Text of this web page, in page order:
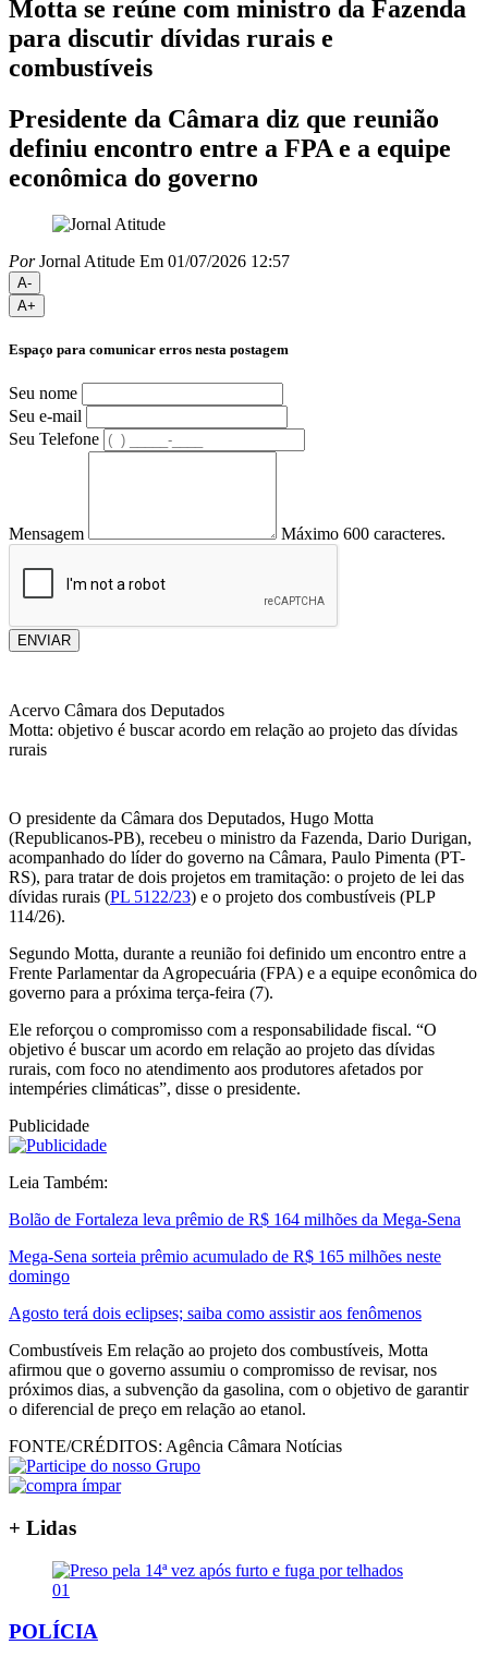
Motta se reúne com ministro da Fazenda
para discutir dívidas rurais e
combustíveis
Presidente da Câmara diz que reunião
definiu encontro entre a FPA e a equipe
econômica do governo
PorJornal Atitude Em 01/07/2026 12:57
A-
A+
Espaço para comunicar erros nesta postagem
Seu nome
Seu e-mail
Seu Telefone
Mensagem Máximo 600 caracteres.
ENVIAR
Acervo Câmara dos Deputados
Motta: objetivo é buscar acordo em relação ao projeto das dívidas
rurais
O presidente da Câmara dos Deputados, Hugo Motta
(Republicanos-PB), recebeu o ministro da Fazenda, Dario Durigan,
acompanhado do líder do governo na Câmara, Paulo Pimenta (PT-
RS), para tratar de dois projetos em tramitação: o projeto de lei das
dívidas rurais (PL 5122/23) e o projeto dos combustíveis (PLP
114/26).
Segundo Motta, durante a reunião foi definido um encontro entre a
Frente Parlamentar da Agropecuária (FPA) e a equipe econômica do
governo para a próxima terça-feira (7).
Ele reforçou o compromisso com a responsabilidade fiscal. “O
objetivo é buscar um acordo em relação ao projeto das dívidas
rurais, com foco no atendimento aos produtores afetados por
intempéries climáticas”, disse o presidente.
Publicidade
Leia Também:
Bolão de Fortaleza leva prêmio de R$ 164 milhões da Mega-Sena
Mega-Sena sorteia prêmio acumulado de R$ 165 milhões neste
domingo
Agosto terá dois eclipses; saiba como assistir aos fenômenos
Combustíveis Em relação ao projeto dos combustíveis, Motta
afirmou que o governo assumiu o compromisso de revisar, nos
próximos dias, a subvenção da gasolina, com o objetivo de garantir
o diferencial de preço em relação ao etanol.
FONTE/CRÉDITOS: Agência Câmara Notícias
+ Lidas
01
POLÍCIA